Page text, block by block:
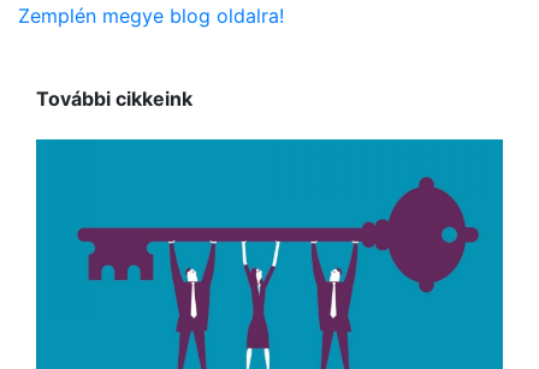
Zemplén megye blog oldalra!
További cikkeink